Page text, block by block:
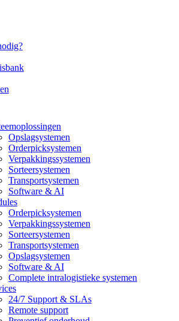
en
Opslagsystemen
Orderpicksystemen
Verpakkingssystemen
Sorteersystemen
Transportsystemen
Software & AI
Orderpicksystemen
Verpakkingssystemen
Sorteersystemen
Transportsystemen
Opslagsystemen
Software & AI
Complete intralogistieke systemen
24/7 Support & SLAs
Remote support